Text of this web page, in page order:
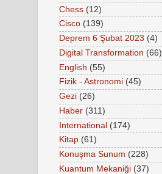
Chess (12)
Cisco (139)
Deprem 6 Şubat 2023 (4)
Digital Transformation (66)
English (55)
Fizik - Astronomi (45)
Gezi (26)
Haber (311)
International (174)
Kitap (61)
Konuşma Sunum (228)
Kuantum Mekaniği (37)